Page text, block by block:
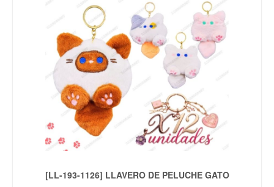
[LL-193-1126] LLAVERO DE PELUCHE GATO